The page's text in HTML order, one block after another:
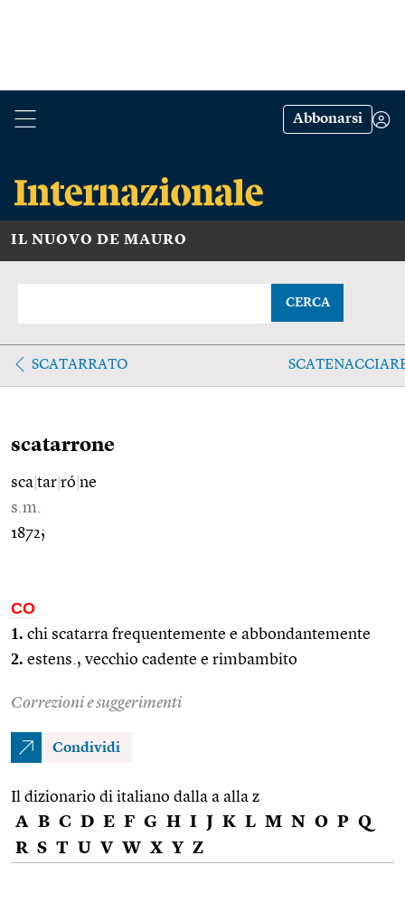
Abbonarsi
IL NUOVO DE MAURO
CERCA
SCATARRATO
scatarrone
sca tar ró ne
s.m.
1872;
CO
1. chi scatarra frequentemente e abbondantemente
2. estens., vecchio cadente e rimbambito
Correzioni e suggerimenti
Condividi
Il dizionario di italiano dalla a alla z
A B C D E F G H I J K L M N O P Q
R S T U V W X Y Z